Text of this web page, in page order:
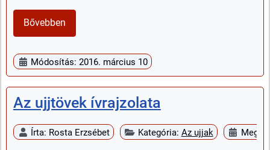
Bővebben
Módosítás: 2016. március 10
Az ujjtövek ívrajzolata
Írta: Rosta Erzsébet Kategória: Az ujjak